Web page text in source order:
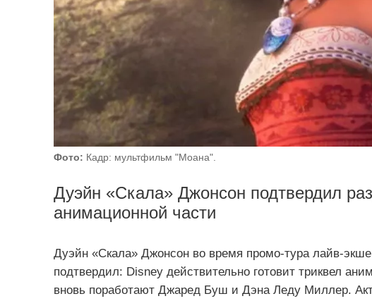
Фото: Кадр: мультфильм "Моана".
Дуэйн «Скала» Джонсон подтвердил
анимационной части
Дуэйн «Скала» Джонсон во время промо‑тура
подтвердил: Disney действительно готовит триквел
вновь поработают Джаред Буш и Дэна Леду Миллер.